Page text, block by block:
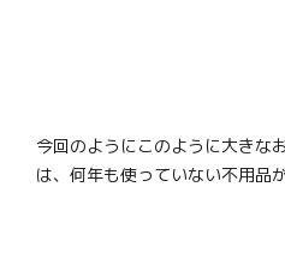
今回のようにこのように大きな
は、何年も使っていない不用品